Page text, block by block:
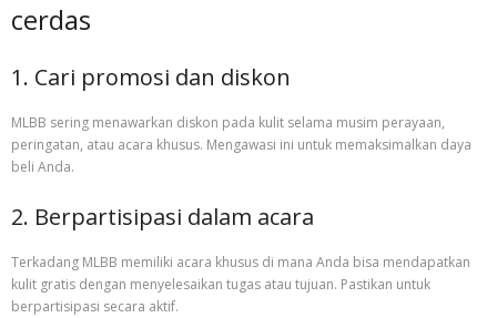
cerdas
1. Cari promosi dan diskon
MLBB sering menawarkan diskon pada kulit selama musim perayaan,
peringatan, atau acara khusus. Mengawasi ini untuk memaksimalkan daya
beli Anda.
2. Berpartisipasi dalam acara
Terkadang MLBB memiliki acara khusus di mana Anda bisa mendapatkan
kulit gratis dengan menyelesaikan tugas atau tujuan. Pastikan untuk
berpartisipasi secara aktif.